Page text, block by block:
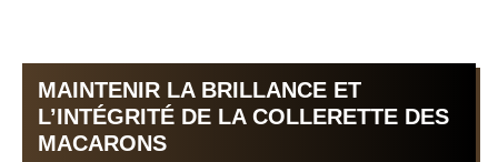
MAINTENIR LA BRILLANCE ET
L’INTÉGRITÉ DE LA COLLERETTE DES
MACARONS